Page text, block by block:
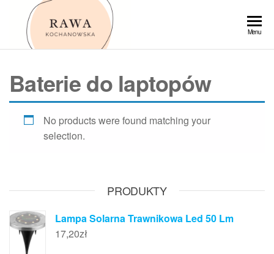
Przejdź
Menu
Baterie do laptopów
No products were found matching your
selection.
PRODUKTY
Lampa Solarna Trawnikowa Led 50 Lm
17,20zł